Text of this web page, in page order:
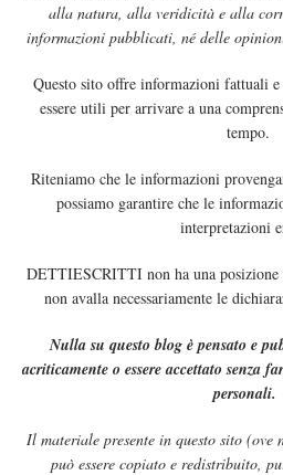
alla natura, alla veridicità e alla
informazioni pubblicati, né delle opinioni
Questo sito offre informazioni fattuali
essere utili per arrivare a una
tempo.
Riteniamo che le informazioni
possiamo garantire che le
interpretazioni
DETTIESCRITTI non ha una posizione
non avalla necessariamente le
Nulla su questo blog è pensato e
acriticamente o essere accettato senza
personali.
Il materiale presente in questo sito
può essere copiato e redistribuito,